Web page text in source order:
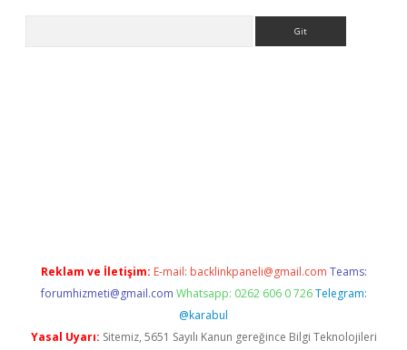
Reklam ve İletişim: E-mail: backlinkpaneli@gmail.com Teams:
forumhizmeti@gmail.com Whatsapp: 0262 606 0 726 Telegram:
@karabul
Yasal Uyarı: Sitemiz, 5651 Sayılı Kanun gereğince Bilgi Teknolojileri